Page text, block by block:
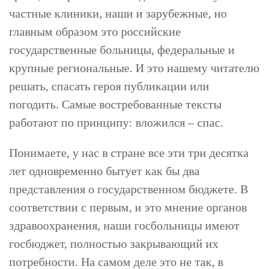
частные клиники, наши и зарубежные, но
главным образом это российские
государственные больницы, федеральные и
крупные региональные. И это нашему читателю
решать, спасать героя публикации или
погодить. Самые востребованные тексты
работают по принципу: вложился – спас.
Понимаете, у нас в стране все эти три десятка
лет одновременно бытует как бы два
представления о государственном бюджете. В
соответствии с первым, и это мнение органов
здравоохранения, наши госбольницы имеют
госбюджет, полностью закрывающий их
потребности. На самом деле это не так, в